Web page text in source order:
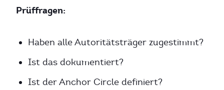
Prüffragen:
Haben alle Autoritätsträger zugestimmt?
Ist das dokumentiert?
Ist der Anchor Circle definiert?